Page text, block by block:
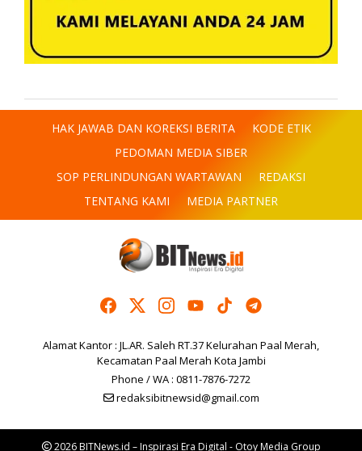
HAK JAWAB DAN KOREKSI BERITA
KODE ETIK
PEDOMAN MEDIA SIBER
SOP PERLINDUNGAN WARTAWAN
REDAKSI
TENTANG KAMI
MEDIA PARTNER
Alamat Kantor : JL.AR. Saleh RT.37 Kelurahan Paal Merah,
Kecamatan Paal Merah Kota Jambi
Phone / WA : 0811-7876-7272
redaksibitnewsid@gmail.com
2026 BITNews.id – Inspirasi Era Digital - Otoy Media Group